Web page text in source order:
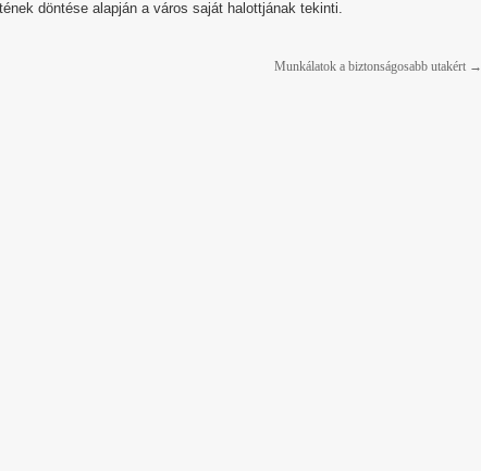
döntése alapján a város saját halottjának tekinti.
Munkálatok a biztonságosabb utakért →